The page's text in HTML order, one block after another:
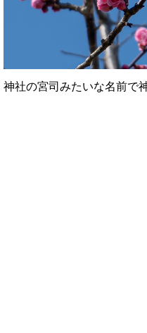
神社の宮司みたいな名前で